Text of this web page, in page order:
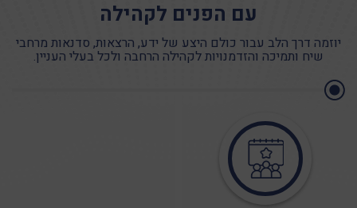
נטוורקינג ספטמבר
עם הפנים לקהילה
יוזמה דרך הלב עבור כולם היצע של ידע, הרצאות, סדנאות מרחבי
שיח ותמיכה והזדמנויות לקהילה הרחבה ולכל בעלי העניין.